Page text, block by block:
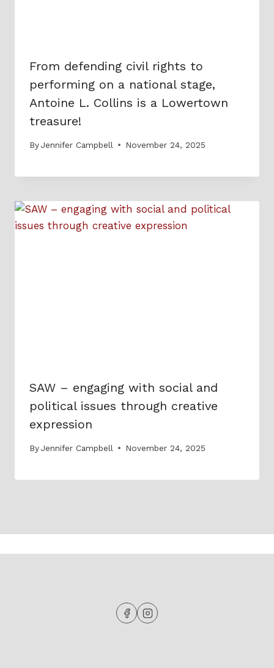
From defending civil rights to
performing on a national stage,
Antoine L. Collins is a Lowertown
treasure!
ByJennifer Campbell November 24, 2025
SAW – engaging with social and
political issues through creative
expression
ByJennifer Campbell November 24, 2025